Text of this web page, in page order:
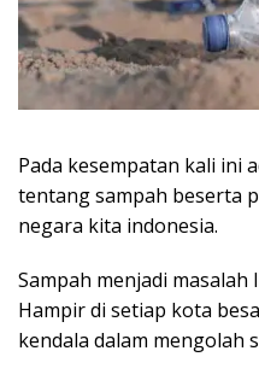
Pada kesempatan kali ini
tentang sampah beserta
negara kita indonesia.
Sampah menjadi
Hampir di setiap kota
kendala dalam mengolah